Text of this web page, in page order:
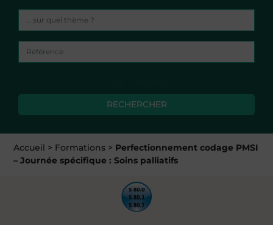
RECHERCHER
Accueil > Formations > Perfectionnement codage PMSI
– Journée spécifique : Soins palliatifs